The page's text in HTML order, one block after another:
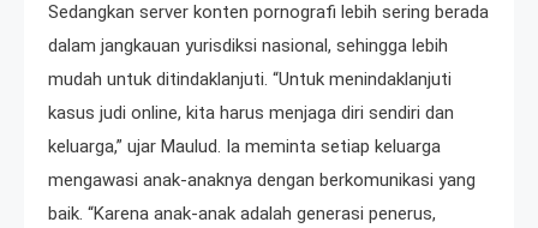
Sedangkan server konten pornografi lebih sering berada
dalam jangkauan yurisdiksi nasional, sehingga lebih
mudah untuk ditindaklanjuti. “Untuk menindaklanjuti
kasus judi online, kita harus menjaga diri sendiri dan
keluarga,” ujar Maulud. Ia meminta setiap keluarga
mengawasi anak-anaknya dengan berkomunikasi yang
baik. “Karena anak-anak adalah generasi penerus,